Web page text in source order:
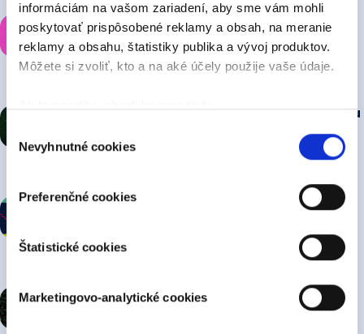
informáciám na vašom zariadení, aby sme vám mohli
poskytovať prispôsobené reklamy a obsah, na meranie
reklamy a obsahu, štatistiky publika a vývoj produktov.
Môžete si zvoliť, kto a na aké účely použije vaše údaje.
polohe s presnosťou na niekoľko metrov
Viac informácií o tom, ako sa spracúvajú vaše osobné
môžete kedykoľvek zmeniť alebo odvolať cez Vyhlásenie
Naša webstránka používa cookies. Aktívnym
súhlasu
Nevyhnutné cookies
Preferenčné cookies
Štatistické cookies
Marketingovo-analytické cookies
Madonna a Kylie Minogue spojili sily!
Vychádza ichprvá spoločná skladba
Pam Rabbit a Separ nahrali titulnú skladbu
Meninová pesnička: ŠTEFÁNIA
Legendárny album The Beatles sa vracia